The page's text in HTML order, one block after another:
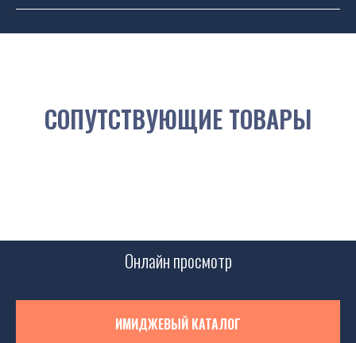
СОПУТСТВУЮЩИЕ ТОВАРЫ
Онлайн просмотр
ИМИДЖЕВЫЙ КАТАЛОГ